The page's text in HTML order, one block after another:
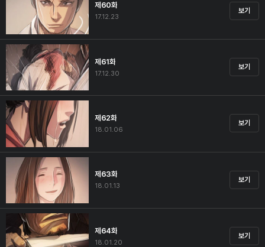
제60화
17.12.23
보기
제61화
17.12.30
보기
제62화
18.01.06
보기
제63화
18.01.13
보기
제64화
18.01.20
보기